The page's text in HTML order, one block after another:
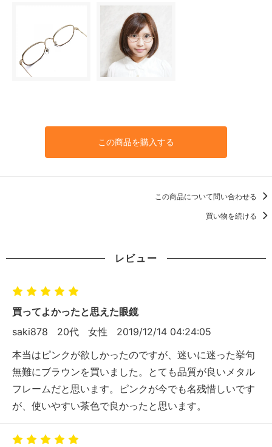
この商品を購入する
この商品について問い合わせる
買い物を続ける
レビュー
買ってよかったと思えた眼鏡
saki878
20代 女性
2019/12/14 04:24:05
本当はピンクが欲しかったのですが、迷いに迷った挙句
無難にブラウンを買いました。とても品質が良いメタル
フレームだと思います。ピンクが今でも名残惜しいです
が、使いやすい茶色で良かったと思います。